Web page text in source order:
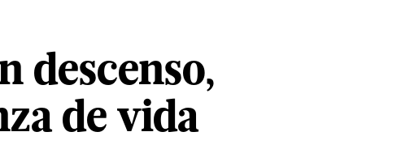
descenso,
de vida